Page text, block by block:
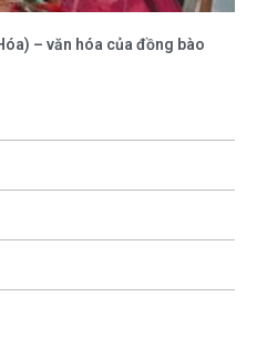
– văn hóa của đồng bào